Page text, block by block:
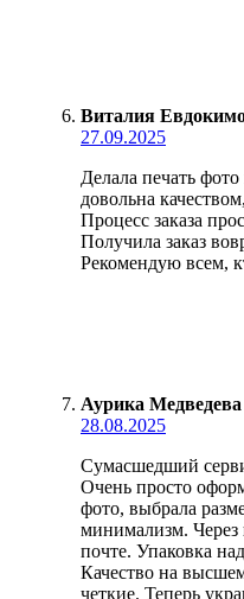
Виталия
27.09.2025
Делала печать
довольна
Процесс заказа
Получила заказ
Рекомендую всем,
Аурика Медведева
28.08.2025
Сумасшедший
Очень просто
фото, выбрала
минимализм. Через
почте. Упаковка
Качество на
четкие. Теперь